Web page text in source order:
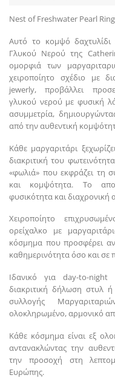
Nest of Freshwater Pearl
Αυτό το κομψό
Γλυκού Νερού της
ομορφιά των
χειροποίητο σχέδιο με
jewerly, προβάλλει
γλυκού νερού με φυσική
ασυμμετρία,
από την αυθεντική
Κάθε μαργαριτάρι
διακριτική του
«φωλιά» που εκφράζει τη
και κομψότητα. Το
φυσικότητα και διαχρονική
Χειροποίητο
ορείχαλκο με
κόσμημα που προσφέρει
καθημερινότητα όσο και σε
Ιδανικό για day-to-
διακριτική δήλωση στυλ
συλλογής
ολοκληρωμένο, αρμονικό
Κάθε κόσμημα είναι εξ
αντανακλώντας την
την προσοχή στη
Ευρώπης.